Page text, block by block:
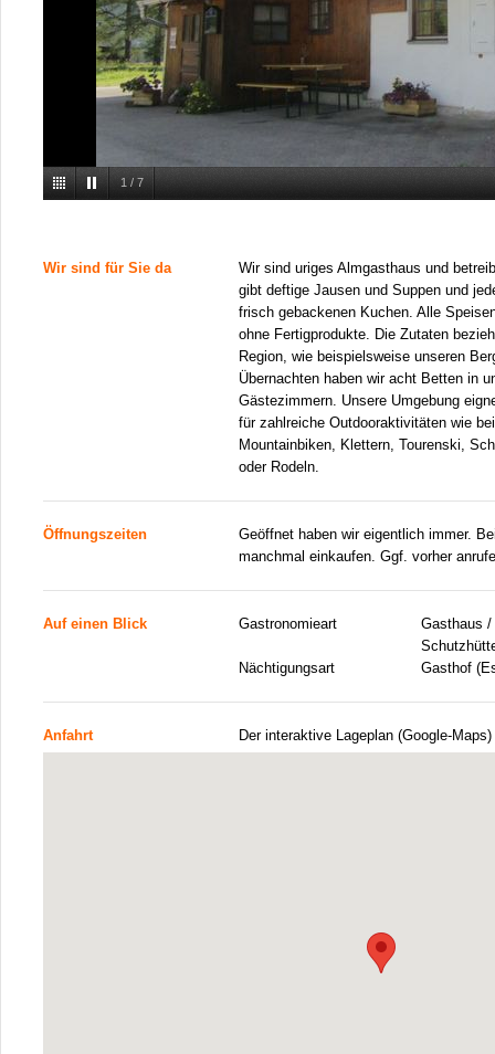
1 / 7
Wir sind für Sie da
Wir sind uriges Almgasthaus und
gibt deftige Jausen und Suppen und
frisch gebackenen Kuchen. Alle
ohne Fertigprodukte. Die Zutaten
Region, wie beispielsweise unseren
Übernachten haben wir acht Betten in
Gästezimmern. Unsere Umgebung
für zahlreiche Outdooraktivitäten wie
Mountainbiken, Klettern, Tourenski,
oder Rodeln.
Öffnungszeiten
Geöffnet haben wir eigentlich immer.
manchmal einkaufen. Ggf. vorher
Auf einen Blick Gastronomieart
Gasthaus
Nächtigungsart
Gasthof
Anfahrt Der interaktive Lageplan (Google-